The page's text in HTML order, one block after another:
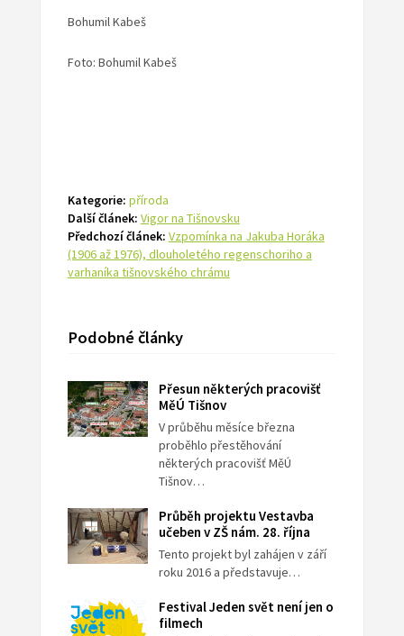
Bohumil Kabeš
Foto: Bohumil Kabeš
Kategorie: příroda
Další článek: Vigor na Tišnovsku
Předchozí článek: Vzpomínka na Jakuba Horáka
(1906 až 1976), dlouholetého regenschoriho a
varhaníka tišnovského chrámu
Podobné články
Přesun některých pracovišť
MěÚ Tišnov
V průběhu měsíce března
proběhlo přestěhování
některých pracovišť MěÚ
Tišnov…
Průběh projektu Vestavba
učeben v ZŠ nám. 28. října
Tento projekt byl zahájen v září
roku 2016 a představuje…
Festival Jeden svět není jen o
filmech